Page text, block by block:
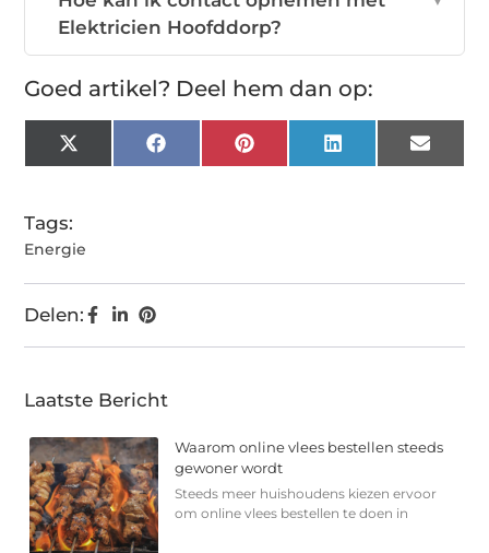
Elektricien Hoofddorp?
Goed artikel? Deel hem dan op:
X
(Twitter)
FacebookPinterest LinkedIn Email
Tags:
Energie
Delen:
Laatste Bericht
Waarom online vlees bestellen steeds
gewoner wordt
Steeds meer huishoudens kiezen ervoor
om online vlees bestellen te doen in